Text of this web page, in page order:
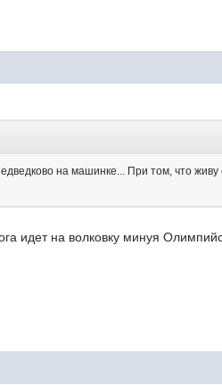
на машинке... При том, что живу
идет на волковку минуя